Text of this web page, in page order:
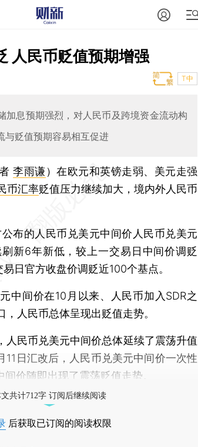
人民币贬值预期增强
T中
加息预期强烈，对人民币及跨境资金流动构
与贬值预期容易相互促进
者李雨谦）在欧元和英镑走弱、美元走强
币汇率贬值压力继续加大，境内外人民币
的人民币兑美元中间价人民币兑美元
新6年新低，较上一交易日中间价调贬
日官方收盘价调贬近100个基点。
间价在10月以来、人民币加入SDR之
，人民币总体呈现出贬值走势。
民币兑美元中间价总体延续了震荡升值
11日汇改后，人民币兑美元中间价一次性
价随即出现了震荡贬值走势。
共计712字 订阅后继续阅读
后获取已订阅的阅读权限